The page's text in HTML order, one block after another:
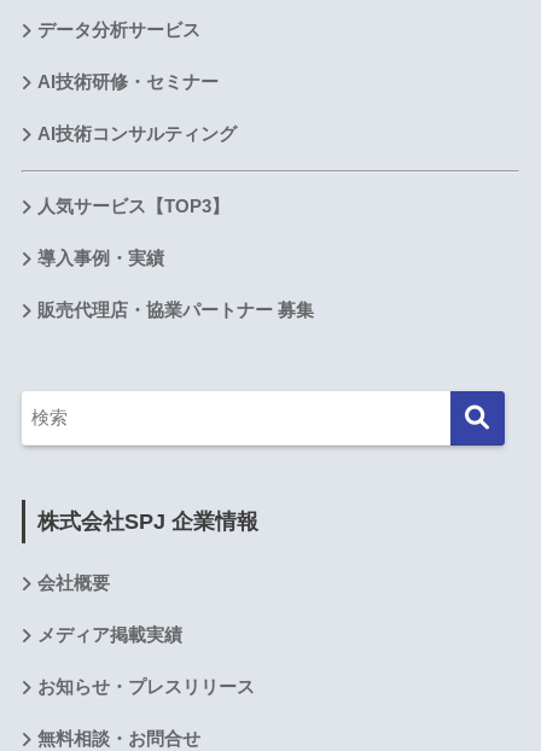
データ分析サービス
AI技術研修・セミナー
AI技術コンサルティング
人気サービス【TOP3】
導入事例・実績
販売代理店・協業パートナー 募集
株式会社SPJ 企業情報
会社概要
メディア掲載実績
お知らせ・プレスリリース
無料相談・お問合せ